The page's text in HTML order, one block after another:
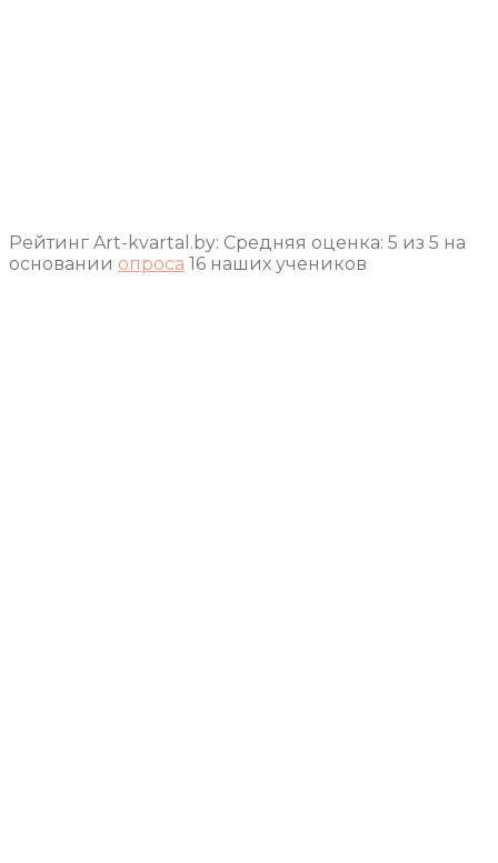
Рейтинг Art-kvartal.by: Средняя оценка: 5 из 5 на
основании опроса 16 наших учеников